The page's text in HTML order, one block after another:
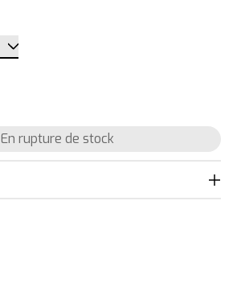
En rupture de stock